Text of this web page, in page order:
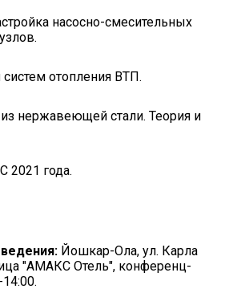
насосно-смесительных
отопления ВТП.
нержавеющей стали. Теория и
2021 года.
Йошкар-Ола, ул. Карла
"АМАКС Отель", конференц-